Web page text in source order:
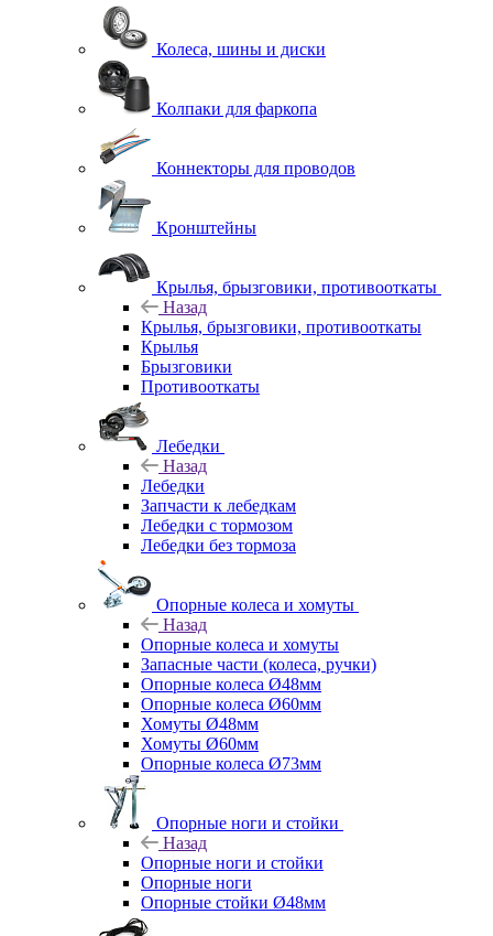
Колеса, шины и диски
Колпаки для фаркопа
Коннекторы для проводов
Кронштейны
Крылья, брызговики, противооткаты
Назад
Крылья, брызговики, противооткаты
Крылья
Брызговики
Противооткаты
Лебедки
Назад
Лебедки
Запчасти к лебедкам
Лебедки с тормозом
Лебедки без тормоза
Опорные колеса и хомуты
Назад
Опорные колеса и хомуты
Запасные части (колеса, ручки)
Опорные колеса Ø48мм
Опорные колеса Ø60мм
Хомуты Ø48мм
Хомуты Ø60мм
Опорные колеса Ø73мм
Опорные ноги и стойки
Назад
Опорные ноги и стойки
Опорные ноги
Опорные стойки Ø48мм